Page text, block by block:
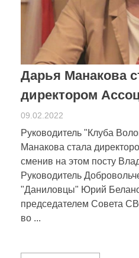
Дарья Манакова
директором
09.02.2022
Руководитель "Клуба
Манакова стала
сменив на этом посту
Руководитель
"Даниловцы" Юрий
председателем Совета
во ...